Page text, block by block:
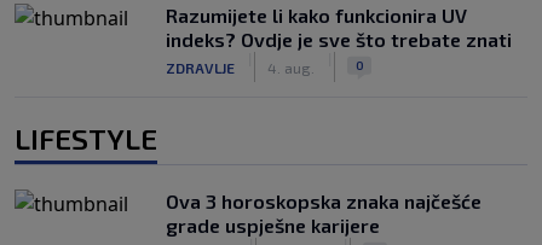
Razumijete li kako funkcionira UV
indeks? Ovdje je sve što trebate znati
ZDRAVLJE 4. aug. 0
LIFESTYLE
Ova 3 horoskopska znaka najčešće
grade uspješne karijere